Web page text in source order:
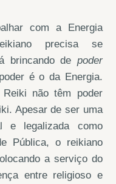
com a Energia
precisa se
brincando de poder
é o da Energia.
não têm poder
Apesar de ser uma
e legalizada como
Pública, o reikiano
a serviço do
entre religioso e